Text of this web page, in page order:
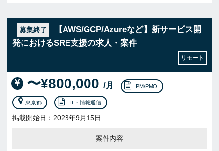
募集終了
【AWS/GCP/Azureなど】新サービス開
発におけるSRE支援の求人・案件
リモート
〜¥800,000 /月 PM/PMO
東京都 IT・情報通信
掲載開始日：2023年9月15日
案件内容